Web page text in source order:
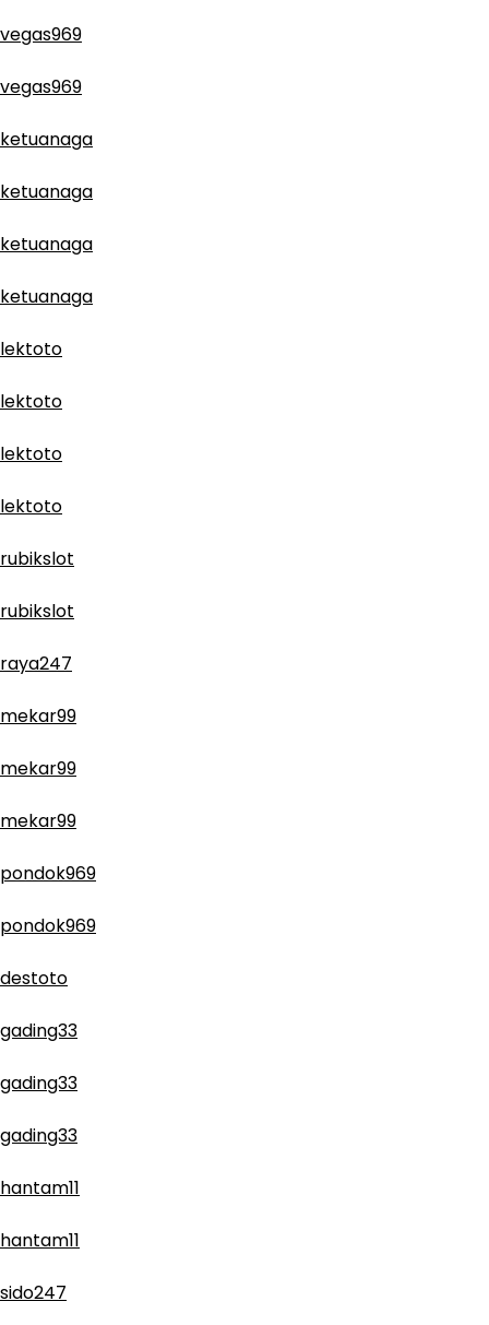
vegas969
vegas969
ketuanaga
ketuanaga
ketuanaga
ketuanaga
lektoto
lektoto
lektoto
lektoto
rubikslot
rubikslot
raya247
mekar99
mekar99
mekar99
pondok969
pondok969
destoto
gading33
gading33
gading33
hantam11
hantam11
sido247